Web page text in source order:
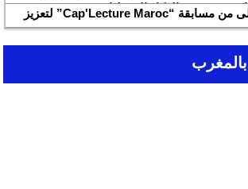
في عصر الذكاء الاصطناعي
إطلاق النسخة الأولى من مسابقة “Cap'Lecture Maroc” لتعزيز
2026